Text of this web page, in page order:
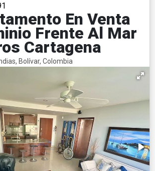
En Venta
Frente Al Mar
Cartagena
Bolívar, Colombia